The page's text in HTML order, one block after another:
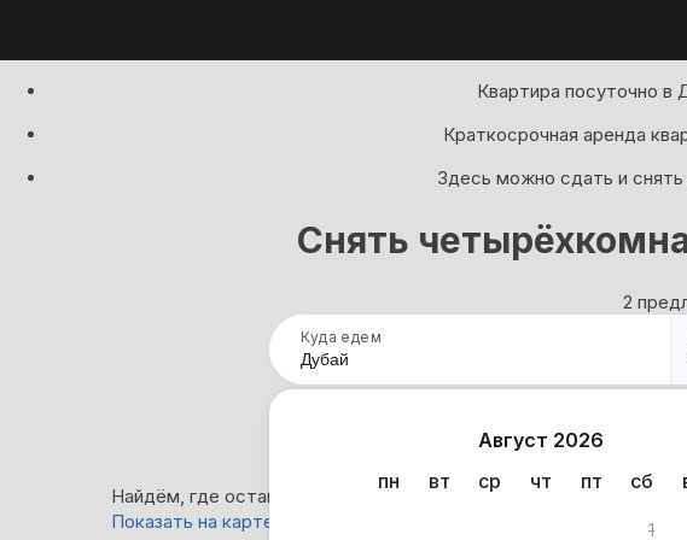
Квартира посуточно
Краткосрочная аренда
Здесь можно сдать и снять
Снять
2
Куда едем
Август 2026
пн
вт ср чт пт сб
1
Найдём, где остановиться в Дубае: 2 варианта
Показать на карте